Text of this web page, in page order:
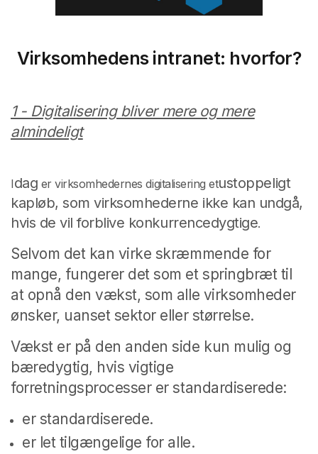
Virksomhedens intranet: hvorfor?
1 - Digitalisering bliver mere og mere
almindeligt
Idag er virksomhedernes digitalisering etustoppeligt
kapløb, som virksomhederne ikke kan undgå,
hvis de vil forblive konkurrencedygtige.
Selvom det kan virke skræmmende for
mange, fungerer det som et springbræt til
at opnå den vækst, som alle virksomheder
ønsker, uanset sektor eller størrelse.
Vækst er på den anden side kun mulig og
bæredygtig, hvis vigtige
forretningsprocesser er standardiserede:
er standardiserede.
er let tilgængelige for alle.